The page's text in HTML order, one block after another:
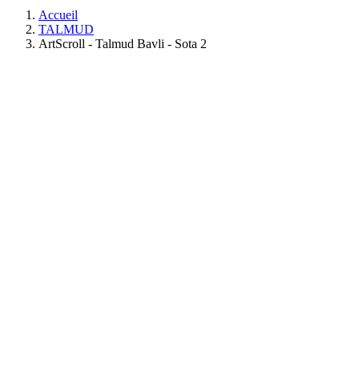
Accueil
TALMUD
ArtScroll - Talmud Bavli - Sota 2